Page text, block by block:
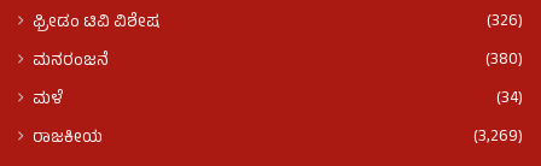
ಫ್ರೀಡಂ ಟಿವಿ ವಿಶೇಷ
(326)
ಮನರಂಜನೆ
(380)
ಮಳೆ
(34)
ರಾಜಕೀಯ
(3,269)